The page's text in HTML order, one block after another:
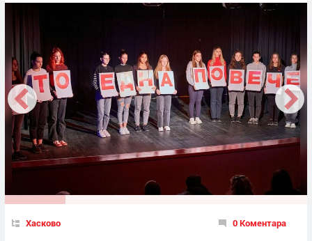
Хасково 0 Коментара